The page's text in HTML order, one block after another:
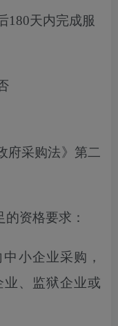
180天内完成服
府采购法》第二
的资格要求：
小企业采购，
、监狱企业或